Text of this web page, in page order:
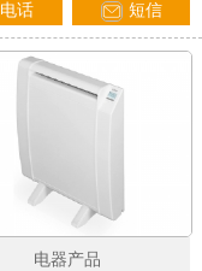
电话 短信
电器产品